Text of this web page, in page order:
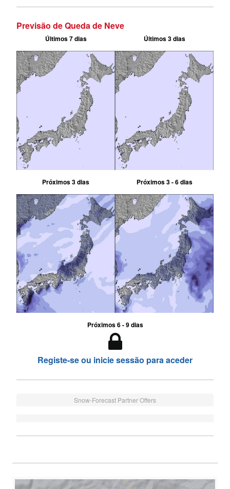
Previsão de Queda de Neve
Últimos 7 dias Últimos 3 dias
Próximos 3 dias Próximos 3 - 6 dias
Próximos 6 - 9 dias
Registe-se ou inicie sessão para aceder
Snow-Forecast Partner Offers